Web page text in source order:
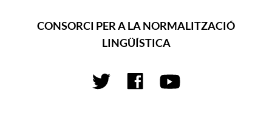
CONSORCI PER A LA NORMALITZACIÓ
LINGÜÍSTICA